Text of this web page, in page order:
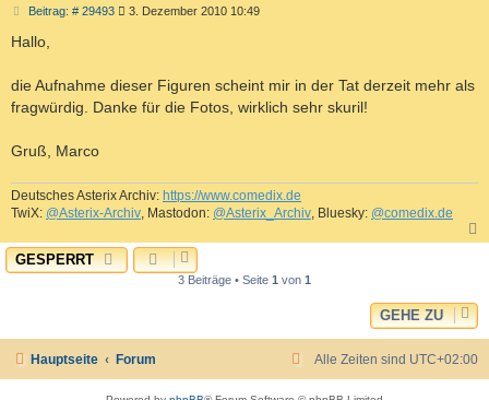
Beitrag: # 29493B
a
g
3. Dezember 2010 10:49
Hallo,
die Aufnahme dieser Figuren scheint mir in der Tat derzeit mehr als
fragwürdig. Danke für die Fotos, wirklich sehr skuril!
Gruß, Marco
Deutsches Asterix Archiv: https://www.comedix.de
TwiX: @Asterix-Archiv , Mastodon: @Asterix_Archiv , Bluesky: @comedix.de
a
GESPERRT
3 Beiträge • Seite 1 von 1
GEHE ZU
Hauptseite Forum Alle Zeiten sind UTC+02:00